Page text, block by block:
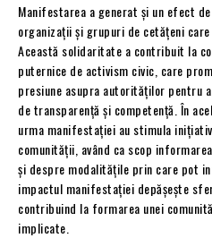
Manifestarea a generat și un efect
organizații și grupuri de cetățeni
Această solidaritate a contribuit la
puternice de activism civic, care
presiune asupra autorităților pentru
de transparență și competență. În
urma manifestației au stimula
comunității, având ca scop
și despre modalitățile prin care pot
impactul manifestației depășește
contribuind la formarea unei
implicate.